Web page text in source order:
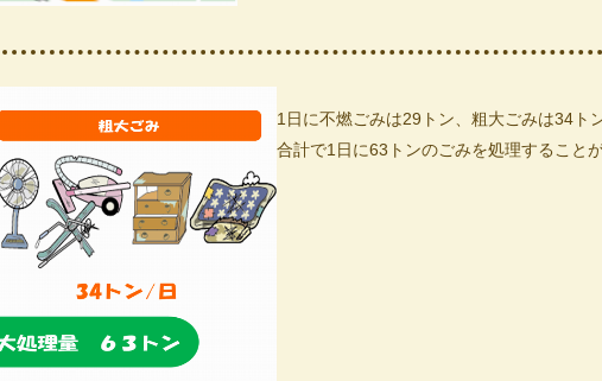
1日に不燃ごみは29トン、粗大ごみは34ト
合計で1日に63トンのごみを処理すること